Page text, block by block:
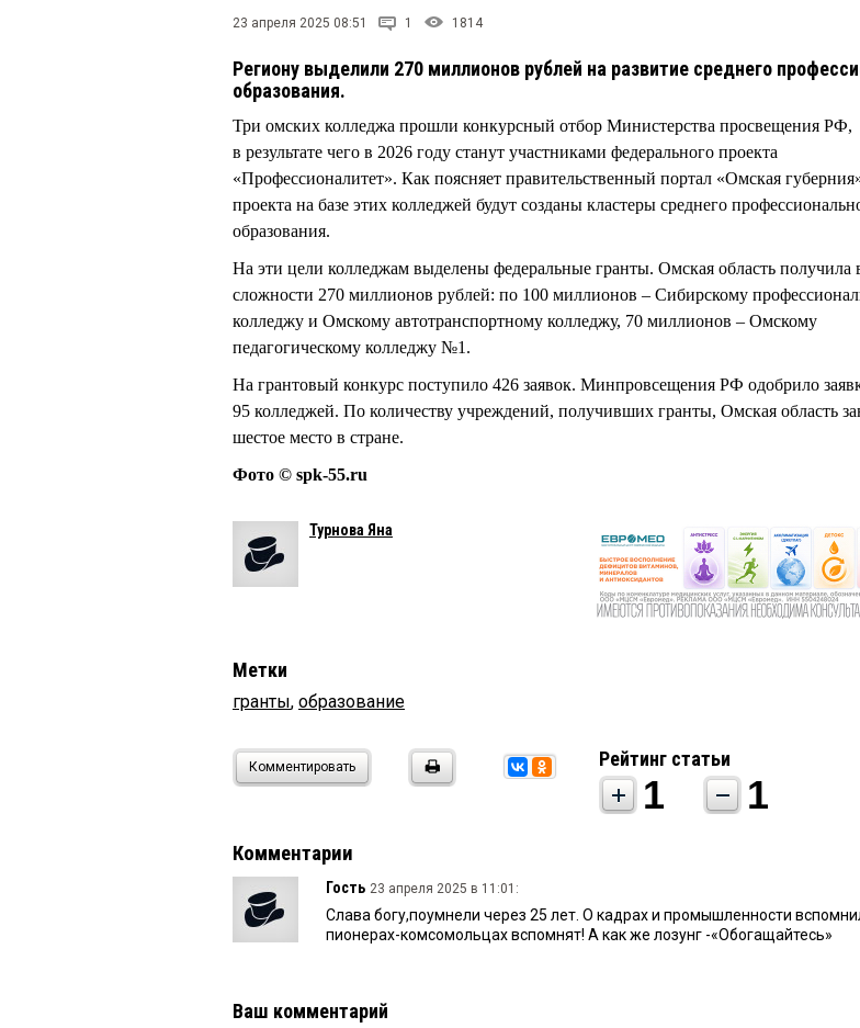
23 апреля 2025 08:51 1 1814
Региону выделили 270 миллионов рублей на развитие среднего
образования.
Три омских колледжа прошли конкурсный отбор Министерства просвещения РФ,
в результате чего в 2026 году станут участниками федерального проекта
«Профессионалитет». Как поясняет правительственный портал «Омская
проекта на базе этих колледжей будут созданы кластеры среднего
образования.
На эти цели колледжам выделены федеральные гранты. Омская область получила
сложности 270 миллионов рублей: по 100 миллионов – Сибирскому
колледжу и Омскому автотранспортному колледжу, 70 миллионов – Омскому
педагогическому колледжу №1.
На грантовый конкурс поступило 426 заявок. Минпровсещения РФ одобрило
95 колледжей. По количеству учреждений, получивших гранты, Омская область
шестое место в стране.
Фото © spk-55.ru
Турнова Яна
Метки
гранты, образование
Комментировать Рейтинг статьи
1 1
Комментарии
Гость 23 апреля 2025 в 11:01:
Слава богу,поумнели через 25 лет. О кадрах и промышленности
пионерах-комсомольцах вспомнят! А как же лозунг -«Обогащайтесь»
Ваш комментарий